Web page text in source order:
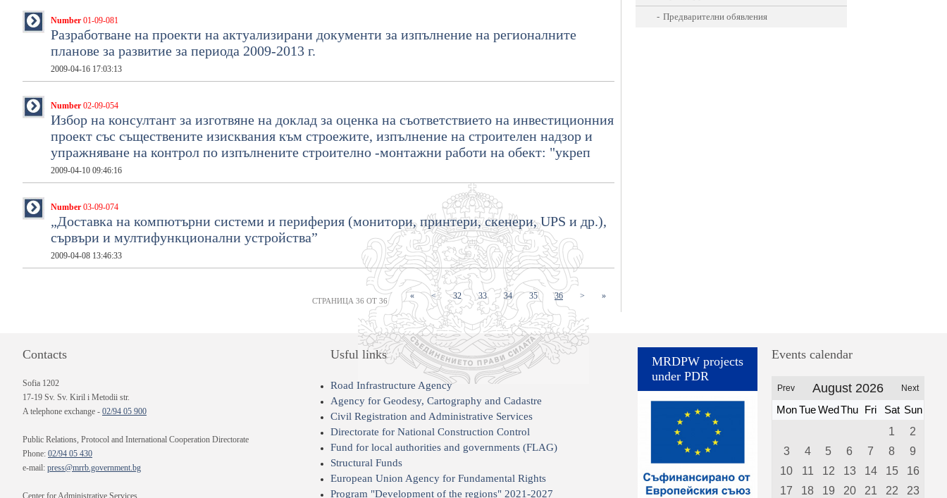
Number 01-09-081
Разработване на проекти на актуализирани документи за изпълнение на регионалните
планове за развитие за периода 2009-2013 г.
2009-04-16 17:03:13
Number 02-09-054
Избор на консултант за изготвяне на доклад за оценка на съответствието на инвестиционния
проект със съществените изисквания към строежите, изпълнение на строителен надзор и
упражняване на контрол по изпълнените строително -монтажни работи на обект: "укреп
2009-04-10 09:46:16
Number 03-09-074
„Доставка на компютърни системи и периферия (монитори, принтери, скенери, UPS и др.),
сървъри и мултифункционални устройства”
2009-04-08 13:46:33
« < 32(current)
33(current)
34(current)
35(current)
36(current)
> »
СТРАНИЦА 36 ОТ 36
Предварителни обявления
Contacts
Sofia 1202
17-19 Sv. Sv. Kiril i Metodii str.
A telephone exchange - 02/94 05 900
Public Relations, Protocol and International Cooperation Directorate
Phone: 02/94 05 430
e-mail: press@mrrb.government.bg
Center for Administrative Services
Usful links
Road Infrastructure Agency
Agency for Geodesy, Cartography and Cadastre
Civil Registration and Administrative Services
Directorate for National Construction Control
Fund for local authorities and governments (FLAG)
Structural Funds
European Union Agency for Fundamental Rights
Program "Development of the regions" 2021-2027
MRDPW projects
under PDR
Events calendar
Prev August 2026 Next
Mon TueWedThu Fri Sat Sun
1
2
3
4 5 6 7 8
9
10
11 12 13 14 15
16
17
18 19 20 21 22 23